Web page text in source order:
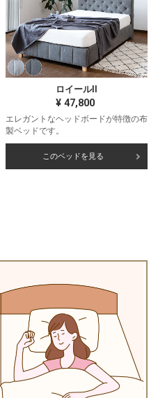
ロイールII
¥ 47,800
エレガントなヘッドボードが特徴の布
製ベッドです。
このベッドを見る